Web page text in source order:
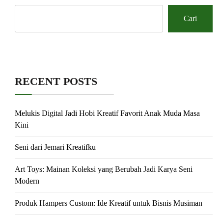
Cari
RECENT POSTS
Melukis Digital Jadi Hobi Kreatif Favorit Anak Muda Masa
Kini
Seni dari Jemari Kreatifku
Art Toys: Mainan Koleksi yang Berubah Jadi Karya Seni
Modern
Produk Hampers Custom: Ide Kreatif untuk Bisnis Musiman